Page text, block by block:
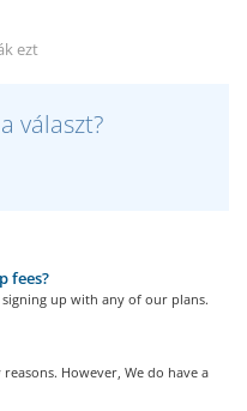
ezt
választ?
fees?
up with any of our plans.
However, We do have a